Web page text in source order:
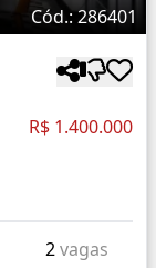
Cód.: 286401
R$ 1.400.000
2vagas